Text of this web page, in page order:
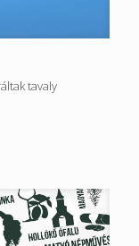
tavaly